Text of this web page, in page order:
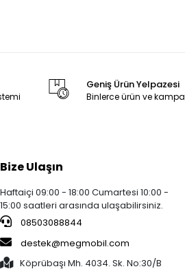
Geniş Ürün Yelpazesi
Binlerce ürün ve
Bize Ulaşın
Haftaiçi 09:00 - 18:00 Cumartesi 10:00 -
15:00 saatleri arasında ulaşabilirsiniz.
08503088844
destek@megmobil.com
Köprübaşı Mh. 4034. Sk. No:30/B